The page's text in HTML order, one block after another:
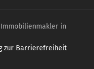
in
zur Barrierefreiheit